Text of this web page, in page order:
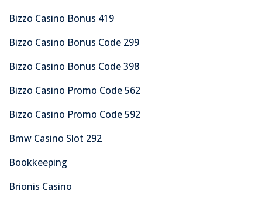
Bizzo Casino Bonus 419
Bizzo Casino Bonus Code 299
Bizzo Casino Bonus Code 398
Bizzo Casino Promo Code 562
Bizzo Casino Promo Code 592
Bmw Casino Slot 292
Bookkeeping
Brionis Casino